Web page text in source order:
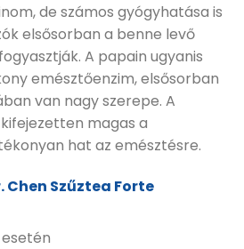
de számos gyógyhatása is
elsősorban a benne levő
A papain ugyanis
emésztőenzim, elsősorban
van nagy szerepe. A
magas a
hat az emésztésre.
Szűztea Forte